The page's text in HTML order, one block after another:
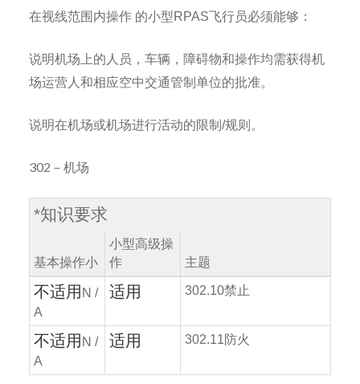
在视线范围内操作 的小型RPAS飞行员必须能够：
说明机场上的人员，车辆，障碍物和操作均需获得机
场运营人和相应空中交通管制单位的批准。
说明在机场或机场进行活动的限制 /规则。
302－机场
*知识要求
基本操作小
小型高级操
作
主题
不适用 N /
A
适用 302.10禁止
不适用 N /
A
适用 302.11防火